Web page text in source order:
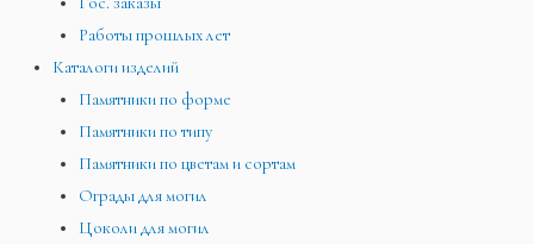
Работы прошлых лет
Каталоги изделий
Памятники по форме
Памятники по типу
Памятники по цветам и сортам
Ограды для могил
Цоколи для могил